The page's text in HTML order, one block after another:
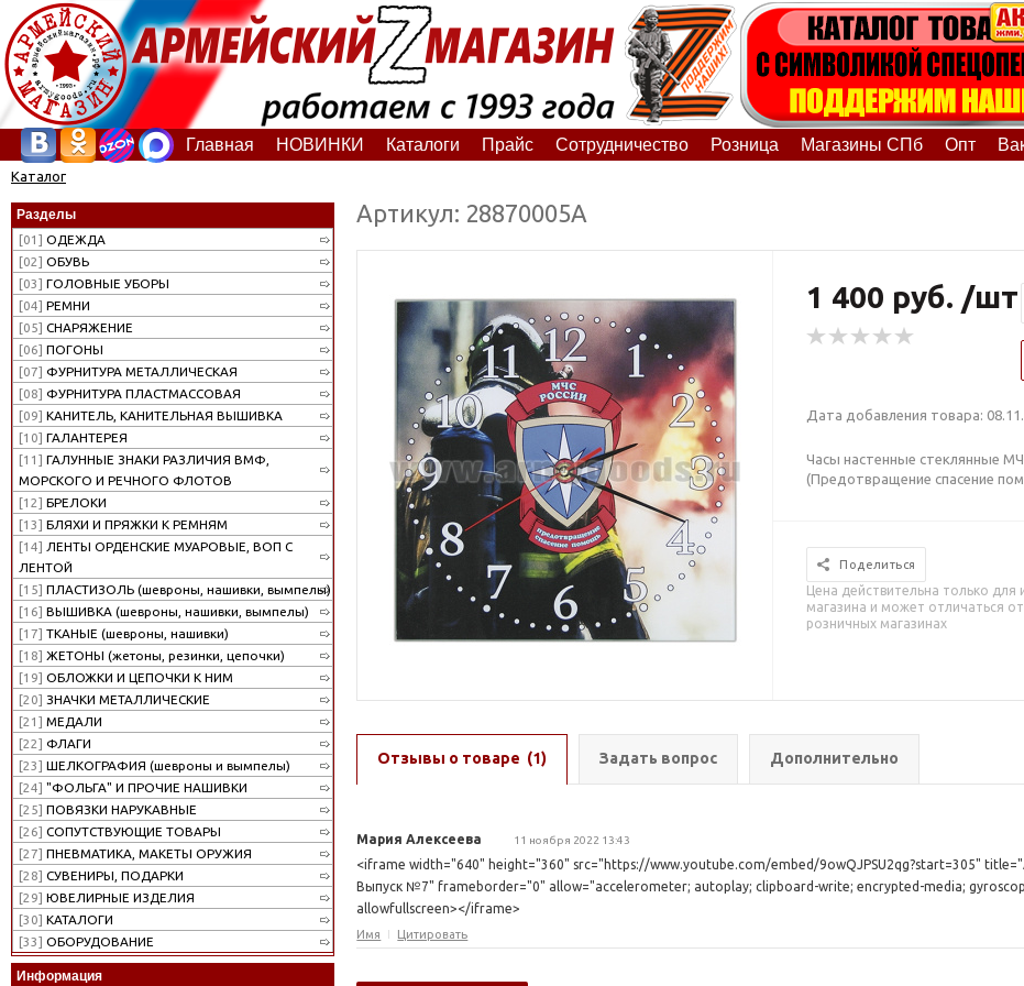
Главная НОВИНКИ Каталоги Прайс Сотрудничество Розница Магазины СПб Опт
Каталог
Разделы
[01] ОДЕЖДА
[02] ОБУВЬ
[03] ГОЛОВНЫЕ УБОРЫ
[04] РЕМНИ
[05] СНАРЯЖЕНИЕ
[06] ПОГОНЫ
[07] ФУРНИТУРА МЕТАЛЛИЧЕСКАЯ
[08] ФУРНИТУРА ПЛАСТМАССОВАЯ
[09] КАНИТЕЛЬ, КАНИТЕЛЬНАЯ ВЫШИВКА
[10] ГАЛАНТЕРЕЯ
[11] ГАЛУННЫЕ ЗНАКИ РАЗЛИЧИЯ ВМФ,
МОРСКОГО И РЕЧНОГО ФЛОТОВ
[12] БРЕЛОКИ
[13] БЛЯХИ И ПРЯЖКИ К РЕМНЯМ
[14] ЛЕНТЫ ОРДЕНСКИЕ МУАРОВЫЕ, ВОП С
ЛЕНТОЙ
[15] ПЛАСТИЗОЛЬ (шевроны, нашивки, вымпелы)
[16] ВЫШИВКА (шевроны, нашивки, вымпелы)
[17] ТКАНЫЕ (шевроны, нашивки)
[18] ЖЕТОНЫ (жетоны, резинки, цепочки)
[19] ОБЛОЖКИ И ЦЕПОЧКИ К НИМ
[20] ЗНАЧКИ МЕТАЛЛИЧЕСКИЕ
[21] МЕДАЛИ
[22] ФЛАГИ
[23] ШЕЛКОГРАФИЯ (шевроны и вымпелы)
[24] "ФОЛЬГА" И ПРОЧИЕ НАШИВКИ
[25] ПОВЯЗКИ НАРУКАВНЫЕ
[26] СОПУТСТВУЮЩИЕ ТОВАРЫ
[27] ПНЕВМАТИКА, МАКЕТЫ ОРУЖИЯ
[28] СУВЕНИРЫ, ПОДАРКИ
[29] ЮВЕЛИРНЫЕ ИЗДЕЛИЯ
[30] КАТАЛОГИ
[33] ОБОРУДОВАНИЕ
Информация
Артикул: 28870005А
1 400 руб. /шт
Дата добавления товара:
Часы настенные стеклянные
(Предотвращение спасение
Поделиться
Цена действительна только для
магазина и может отличаться
розничных магазинах
Отзывы о товаре (1) Задать вопрос Дополнительно
Мария Алексеева 11 ноября 2022 13:43
<iframe width="640" height="360" src="https://www.youtube.com/embed/9owQJPSU2qg?start=305"
Выпуск №7" frameborder="0" allow="accelerometer; autoplay; clipboard-write; encrypted-media;
allowfullscreen></iframe>
Имя Цитировать